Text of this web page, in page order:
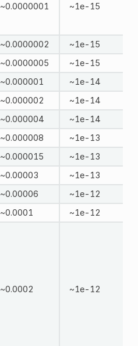
~0.0000001 ~1e-15
~0.0000002
~1e-15
~0.0000005
~1e-15
~0.000001
~1e-14
~0.000002
~1e-14
~0.000004
~1e-14
~0.000008
~1e-13
~0.000015
~1e-13
~0.00003
~1e-13
~0.00006
~1e-12
~0.0001 ~1e-12
~0.0002 ~1e-12